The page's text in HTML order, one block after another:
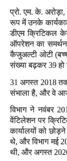
प्रो. एम. के. अरोड़ा,
रूप में उनके
डीएम क्रिटिकल
ऑपरेशन का
कैजुअल्टी ओटी
संख्या बढ़कर 39 हो
31 अगस्त 2018 तक
संभाला है, और वे
विभाग ने नवंबर
वेंटिलेशन पर
कार्यालयों को
थे, और विभाग मई
थी, और अगस्त